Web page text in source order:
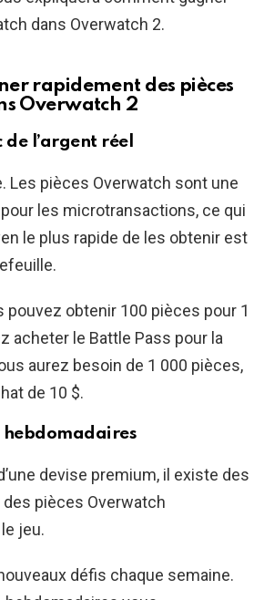
dans Overwatch 2.
rapidement des pièces
Overwatch 2
l’argent réel
Les pièces Overwatch sont une
les microtransactions, ce qui
le plus rapide de les obtenir est
pouvez obtenir 100 pièces pour 1
acheter le Battle Pass pour la
aurez besoin de 1 000 pièces,
de 10 $.
hebdomadaires
devise premium, il existe des
pièces Overwatch
jeu.
défis chaque semaine.